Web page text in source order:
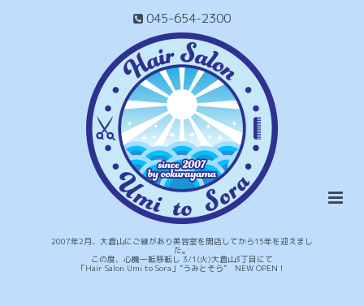
045-654-2300
2007年2月、大倉山にご縁があり美容室を開店してから15年を迎えまし
た。
この度、心機一転移転し 3/1(火)大倉山3丁目にて
「Hair Salon Umi to Sora」“うみとそら” NEW OPEN！